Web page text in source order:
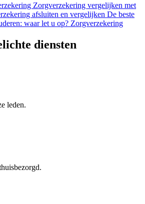
Zorgverzekering vergelijken met
afsluiten en vergelijken De beste
waar let u op? Zorgverzekering
diensten
leden.